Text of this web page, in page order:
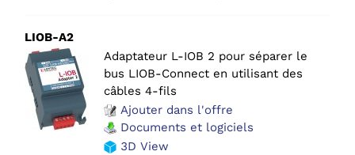
LIOB-A2
Adaptateur L-IOB 2 pour séparer le
bus LIOB-Connect en utilisant des
câbles 4-fils
Ajouter dans l'offre
Documents et logiciels
3D View